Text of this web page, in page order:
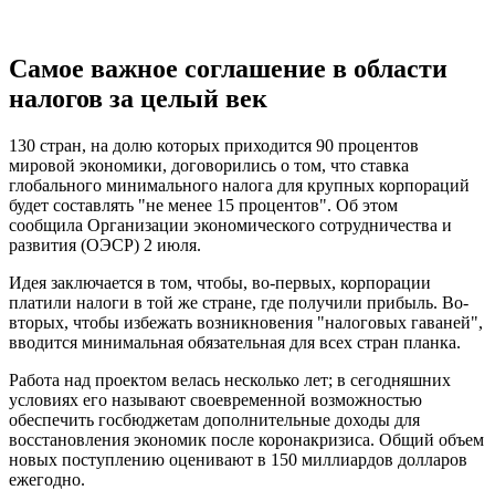
Cамое важное соглашение в области
налогов за целый век
130 стран, на долю которых приходится 90 процентов
мировой экономики, договорились о том, что ставка
глобального минимального налога для крупных корпораций
будет составлять "не менее 15 процентов". Об этом
сообщила Организации экономического сотрудничества и
развития (ОЭСР) 2 июля.
Идея заключается в том, чтобы, во-первых, корпорации
платили налоги в той же стране, где получили прибыль. Во-
вторых, чтобы избежать возникновения "налоговых гаваней",
вводится минимальная обязательная для всех стран планка.
Работа над проектом велась несколько лет; в сегодняшних
условиях его называют своевременной возможностью
обеспечить госбюджетам дополнительные доходы для
восстановления экономик после коронакризиса. Общий объем
новых поступлению оценивают в 150 миллиардов долларов
ежегодно.